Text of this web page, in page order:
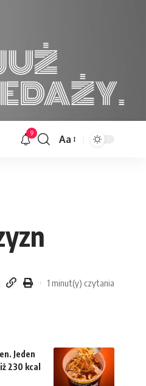
9
Font
Aa
1 minut(y) czytania
Jeden
230 kcal